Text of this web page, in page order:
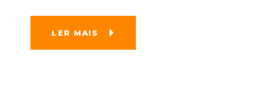
LER MAIS